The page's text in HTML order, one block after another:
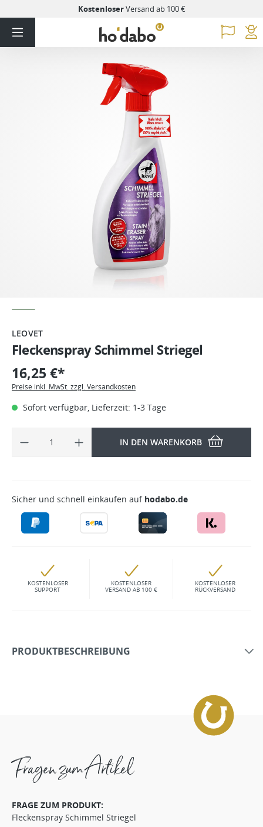
KostenloserVersand ab 100 €
LEOVET
Fleckenspray Schimmel Striegel
16,25 €*
Preise inkl. MwSt. zzgl. Versandkosten
Sofort verfügbar, Lieferzeit: 1-3 Tage
IN DEN WARENKORB
Sicher und schnell einkaufen auf hodabo.de
KOSTENLOSER
SUPPORT
KOSTENLOSER
VERSAND AB 100 €
KOSTENLOSER
RÜCKVERSAND
PRODUKTBESCHREIBUNG
Fragen zum Artikel
FRAGE ZUM PRODUKT:
Fleckenspray Schimmel Striegel